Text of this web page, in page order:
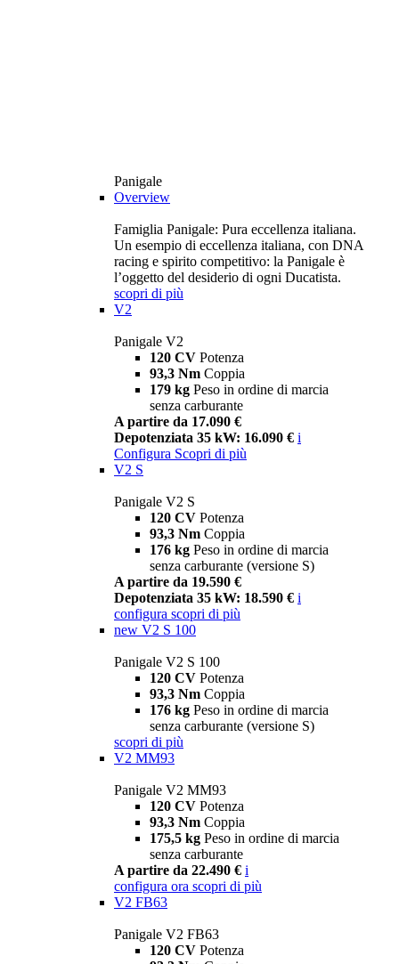
Panigale
Overview
Famiglia Panigale: Pura eccellenza italiana.
Un esempio di eccellenza italiana, con DNA
racing e spirito competitivo: la Panigale è
l’oggetto del desiderio di ogni Ducatista.
scopri di più
V2
Panigale V2
120 CV Potenza
93,3 Nm Coppia
179 kg Peso in ordine di marcia
senza carburante
A partire da 17.090 €
Depotenziata 35 kW: 16.090 € i
Configura Scopri di più
V2 S
Panigale V2 S
120 CV Potenza
93,3 Nm Coppia
176 kg Peso in ordine di marcia
senza carburante (versione S)
A partire da 19.590 €
Depotenziata 35 kW: 18.590 € i
configura scopri di più
new V2 S 100
Panigale V2 S 100
120 CV Potenza
93,3 Nm Coppia
176 kg Peso in ordine di marcia
senza carburante (versione S)
scopri di più
V2 MM93
Panigale V2 MM93
120 CV Potenza
93,3 Nm Coppia
175,5 kg Peso in ordine di marcia
senza carburante
A partire da 22.490 € i
configura ora scopri di più
V2 FB63
Panigale V2 FB63
120 CV Potenza